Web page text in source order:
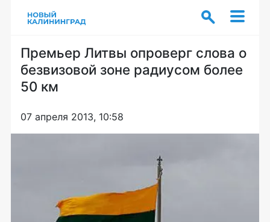
Премьер Литвы опроверг слова о
безвизовой зоне радиусом более
50 км
07 апреля 2013, 10:58